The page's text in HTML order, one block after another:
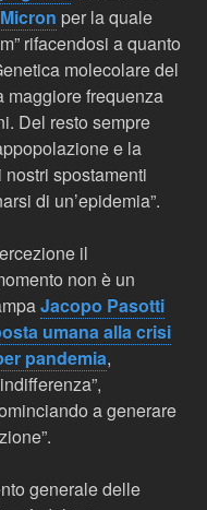
per la quale
rifacendosi a quanto
molecolare del
maggiore frequenza
Del resto sempre
e la
spostamenti
di un’epidemia”.
il
non è un
Jacopo Pasotti
umana alla crisi
pandemia,
a generare
generale delle